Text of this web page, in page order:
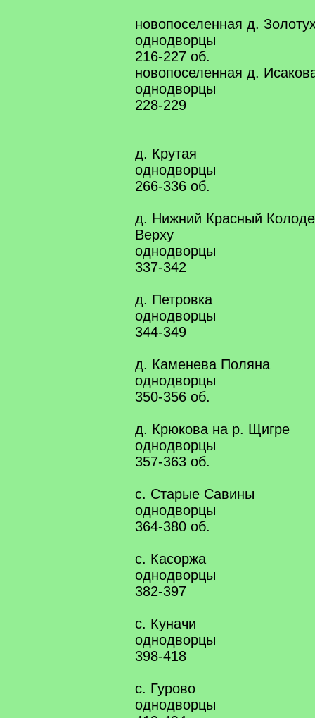
новопоселенная д.
однодворцы
216-227 об.
новопоселенная д.
однодворцы
228-229
д. Крутая
однодворцы
266-336 об.
д. Нижний Красный
Верху
однодворцы
337-342
д. Петровка
однодворцы
344-349
д. Каменева Поляна
однодворцы
350-356 об.
д. Крюкова на р. Щигре
однодворцы
357-363 об.
с. Старые Савины
однодворцы
364-380 об.
с. Касоржа
однодворцы
382-397
с. Куначи
однодворцы
398-418
с. Гурово
однодворцы